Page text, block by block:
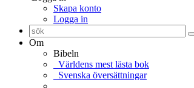
Skapa konto
Logga in
Om
Bibeln
Världens mest lästa bok
Svenska översättningar